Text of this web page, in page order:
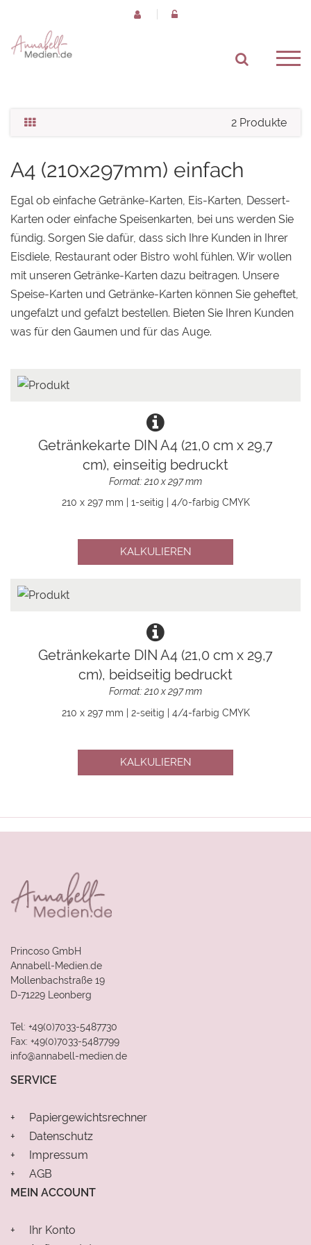
2 Produkte
A4 (210x297mm) einfach
Egal ob einfache Getränke-Karten, Eis-Karten, Dessert-
Karten oder einfache Speisenkarten, bei uns werden Sie
fündig. Sorgen Sie dafür, dass sich Ihre Kunden in Ihrer
Eisdiele, Restaurant oder Bistro wohl fühlen. Wir wollen
mit unseren Getränke-Karten dazu beitragen. Unsere
Speise-Karten und Getränke-Karten können Sie geheftet,
ungefalzt und gefalzt bestellen. Bieten Sie Ihren Kunden
was für den Gaumen und für das Auge.
Getränkekarte DIN A4 (21,0 cm x 29,7
cm), einseitig bedruckt
Format: 210 x 297 mm
210 x 297 mm | 1-seitig | 4/0-farbig CMYK
KALKULIEREN
Getränkekarte DIN A4 (21,0 cm x 29,7
cm), beidseitig bedruckt
Format: 210 x 297 mm
210 x 297 mm | 2-seitig | 4/4-farbig CMYK
KALKULIEREN
Princoso GmbH
Annabell-Medien.de
Mollenbachstraße 19
D-71229 Leonberg
Tel: +49(0)7033-5487730
Fax: +49(0)7033-5487799
info@annabell-medien.de
SERVICE
Papiergewichtsrechner
Datenschutz
Impressum
AGB
MEIN ACCOUNT
Ihr Konto